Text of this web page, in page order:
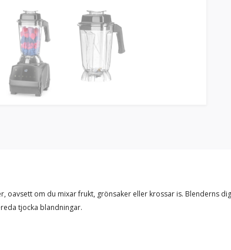
oavsett om du mixar frukt, grönsaker eller krossar is. Blenderns
tjocka blandningar.